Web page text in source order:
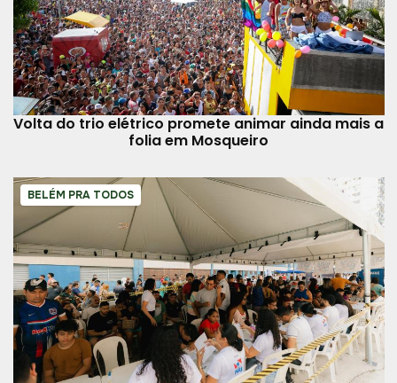
Volta do trio elétrico promete animar ainda mais a
folia em Mosqueiro
BELÉM PRA TODOS